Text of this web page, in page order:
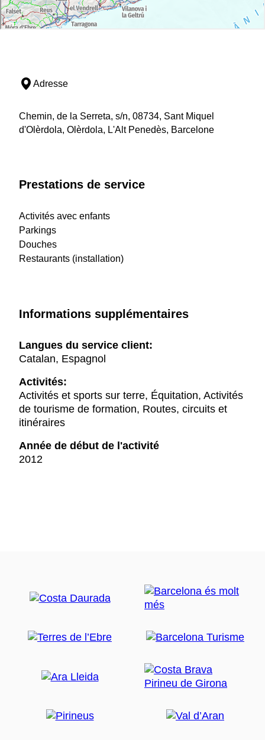
Adresse
Chemin, de la Serreta, s/n, 08734, Sant Miquel
d'Olèrdola, Olèrdola, L'Alt Penedès, Barcelone
Prestations de service
Activités avec enfants
Parkings
Douches
Restaurants (installation)
Informations supplémentaires
Langues du service client:
Catalan, Espagnol
Activités:
Activités et sports sur terre, Équitation, Activités
de tourisme de formation, Routes, circuits et
itinéraires
Année de début de l'activité
2012